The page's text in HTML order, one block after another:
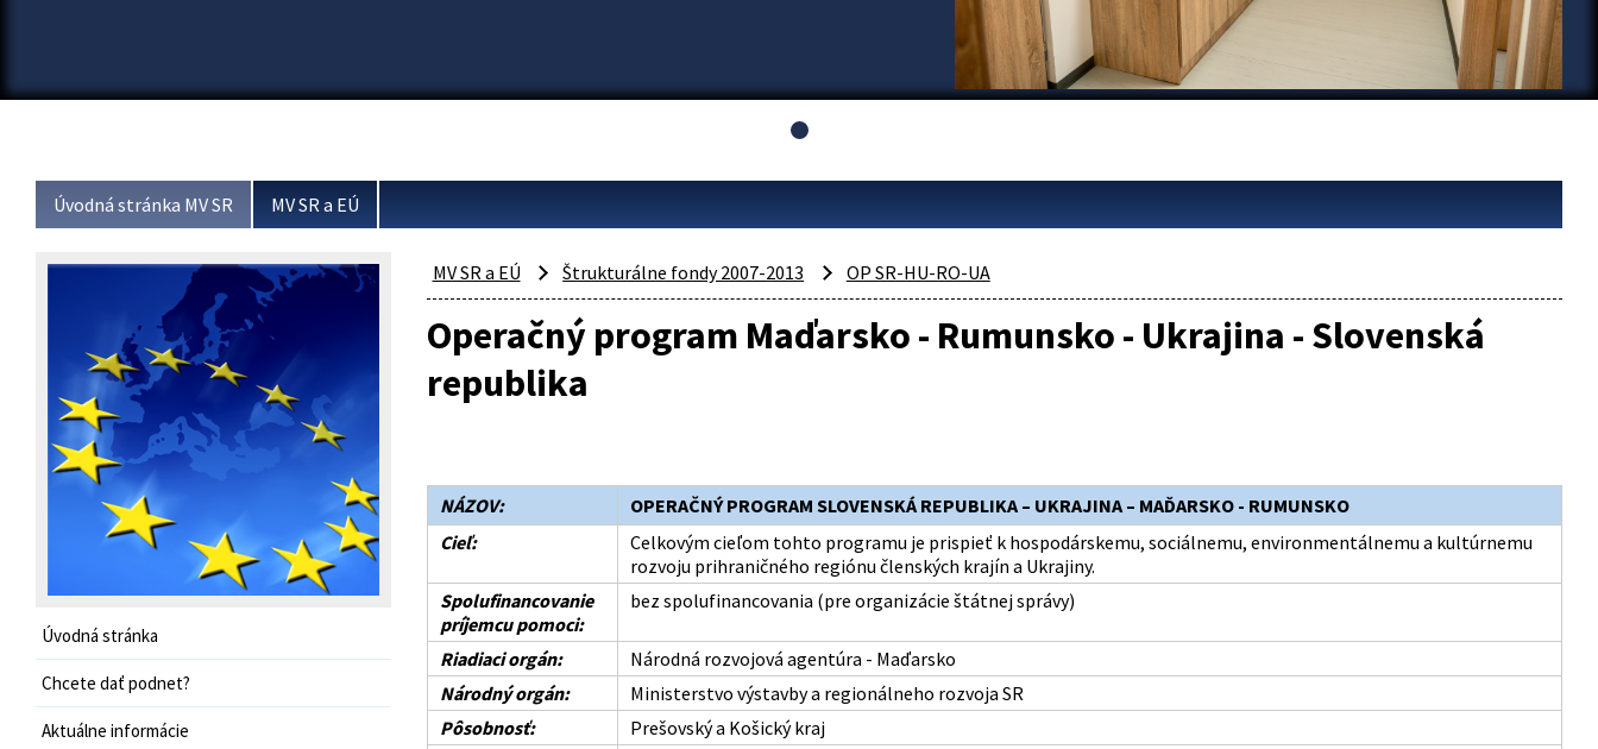
Úvodná stránka MV SR MV SR a EÚ
Úvodná stránka
Chcete dať podnet?
Aktuálne informácie
MV SR a EÚ Štrukturálne fondy 2007-2013 OP SR-HU-RO-UA
Operačný program Maďarsko - Rumunsko - Ukrajina - Slovenská
republika
NÁZOV:
OPERAČNÝ PROGRAM SLOVENSKÁ REPUBLIKA – UKRAJINA – MAĎARSKO - RUMUNSKO
Cieľ:
Celkovým cieľom tohto programu je prispieť k hospodárskemu, sociálnemu, environmentálnemu a kultúrnemu
rozvoju prihraničného regiónu členských krajín a Ukrajiny.
Spolufinancovanie
príjemcu pomoci:
bez spolufinancovania (pre organizácie štátnej správy)
Riadiaci orgán:
Národná rozvojová agentúra - Maďarsko
Národný orgán:
Ministerstvo výstavby a regionálneho rozvoja SR
Pôsobnosť:
Prešovský a Košický kraj